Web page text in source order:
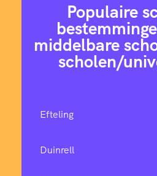
Populaire
middelbare
scholen/
Efteling
Duinrell